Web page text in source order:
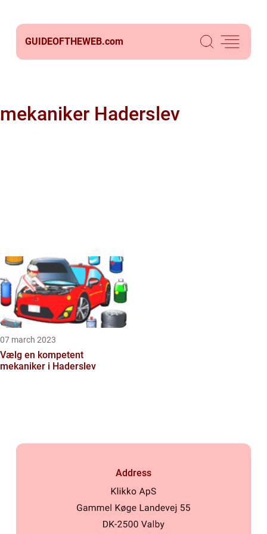
GUIDEOFTHEWEB.com
mekaniker Haderslev
07 march 2023
Vælg en kompetent
mekaniker i Haderslev
Address